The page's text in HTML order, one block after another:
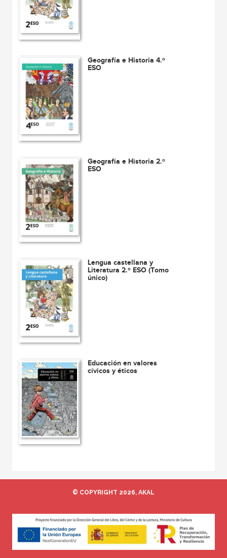
Geografía e Historia 4.º
ESO
Geografía e Historia 2.º
ESO
Lengua castellana y
Literatura 2.º ESO (Tomo
único)
Educación en valores
cívicos y éticos
© COPYRIGHT 2026, AKAL